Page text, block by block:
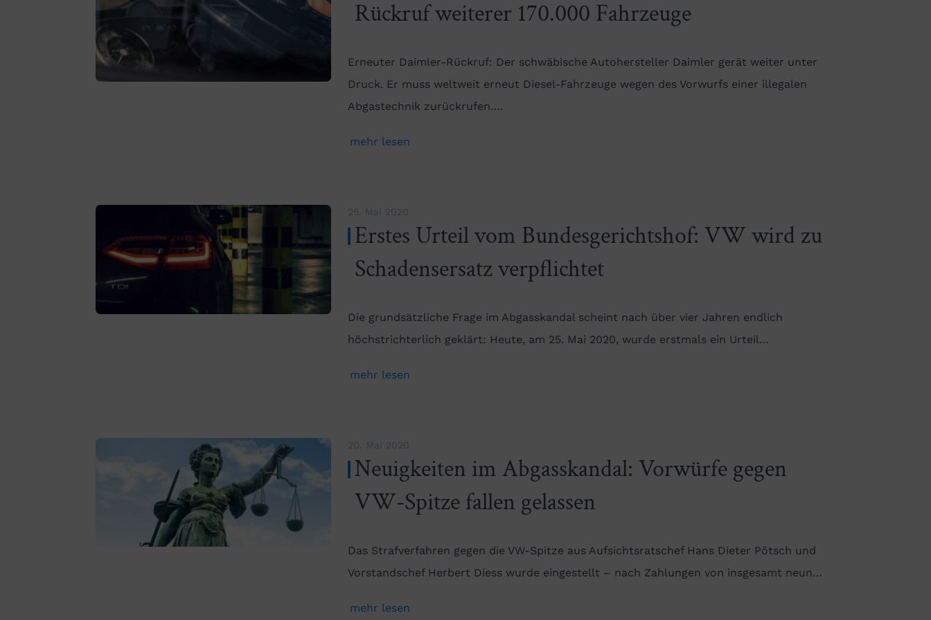
Rückruf weiterer 170.000 Fahrzeuge
Erneuter Daimler-Rückruf: Der schwäbische Autohersteller Daimler gerät weiter unter
Druck. Er muss weltweit erneut Diesel-Fahrzeuge wegen des Vorwurfs einer illegalen
Abgastechnik zurückrufen….
mehr lesen
25. Mai 2020
Erstes Urteil vom Bundesgerichtshof: VW wird zu
Schadensersatz verpflichtet
Die grundsätzliche Frage im Abgasskandal scheint nach über vier Jahren endlich
höchstrichterlich geklärt: Heute, am 25. Mai 2020, wurde erstmals ein Urteil…
mehr lesen
20. Mai 2020
Neuigkeiten im Abgasskandal: Vorwürfe gegen
VW-Spitze fallen gelassen
Das Strafverfahren gegen die VW-Spitze aus Aufsichtsratschef Hans Dieter Pötsch und
Vorstandschef Herbert Diess wurde eingestellt – nach Zahlungen von insgesamt neun…
mehr lesen